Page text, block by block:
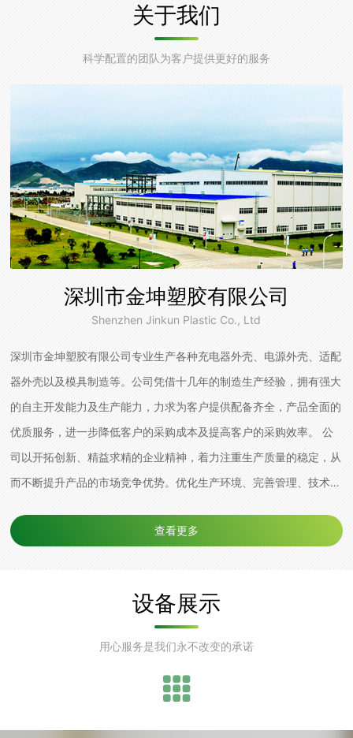
关于我们
科学配置的团队为客户提供更好的服务
深圳市金坤塑胶有限公司
Shenzhen Jinkun Plastic Co., Ltd
深圳市金坤塑胶有限公司专业生产各种充电器外壳、电源外壳、适配
器外壳以及模具制造等。公司凭借十几年的制造生产经验，拥有强大
的自主开发能力及生产能力，力求为客户提供配备齐全，产品全面的
优质服务，进一步降低客户的采购成本及提高客户的采购效率。 公
司以开拓创新、精益求精的企业精神，着力注重生产质量的稳定，从
而不断提升产品的市场竞争优势。优化生产环境、完善管理、技术改
量在国内同行业中处于领先地位，专业化制造企业，将全方位为您服
查看更多
设备展示
用心服务是我们永不改变的承诺